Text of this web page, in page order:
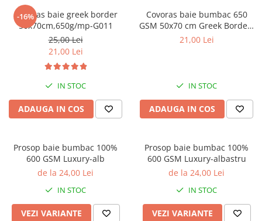
200x220cm
Tipul cearceafului de pat
Normal - fara elastic
Neagra
-16%
Covoras baie greek border
50x70cm,650g/mp-G011
25,00 Lei
21,00 Lei
IN STOC
ADAUGA IN COS
Covoras baie bumbac 650
GSM 50x70 cm Greek Border-
alb
21,00 Lei
IN STOC
ADAUGA IN COS
Prosop baie bumbac 100%
600 GSM Luxury-alb
de la 24,00 Lei
IN STOC
VEZI VARIANTE
Prosop baie bumbac 100%
600 GSM Luxury-albastru
de la 24,00 Lei
IN STOC
VEZI VARIANTE